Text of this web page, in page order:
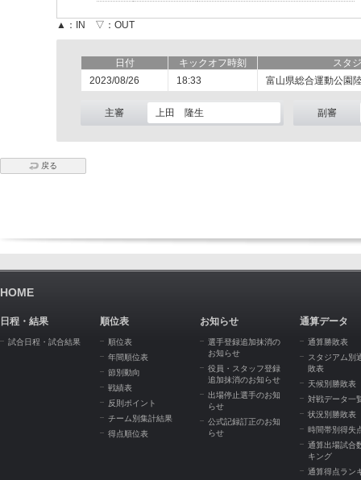
▲：IN ▽：OUT
日付 キックオフ時刻
スタ
2023/08/26
18:33 富山県総合運動公園
主審 上田 隆生 副審
戻る
HOME
日程・結果
試合日程・試合結果
順位表
順位表
年間順位表
節別動向
戦績表
反則ポイント
チーム別集計結果
得点順位表
お知らせ
選手登録追加抹消の
お知らせ
役員・スタッフ登録
追加抹消のお知らせ
出場停止選手のお知
らせ
公式記録訂正のお知
らせ
通算データ
通算勝敗表
スタジアム別
敗表
天候別勝敗表
対戦データ一
状況別勝敗表
時間帯別得失
通算出場試合
キング
通算得点ラン